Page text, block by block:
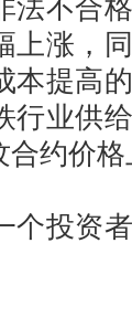
法不合
上涨，
本提高
行业供
合约价
投资者